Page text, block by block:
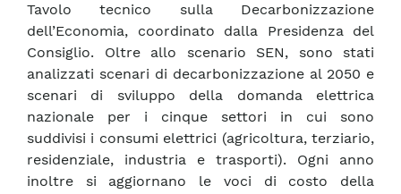
Tavolo tecnico sulla Decarbonizzazione
dell’Economia, coordinato dalla Presidenza del
Consiglio. Oltre allo scenario SEN, sono stati
analizzati scenari di decarbonizzazione al 2050 e
scenari di sviluppo della domanda elettrica
nazionale per i cinque settori in cui sono
suddivisi i consumi elettrici (agricoltura, terziario,
residenziale, industria e trasporti). Ogni anno
inoltre si aggiornano le voci di costo della